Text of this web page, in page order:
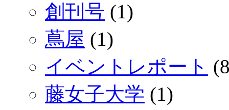
創刊号 (1)
蔦屋 (1)
イベントレポート
藤女子大学 (1)